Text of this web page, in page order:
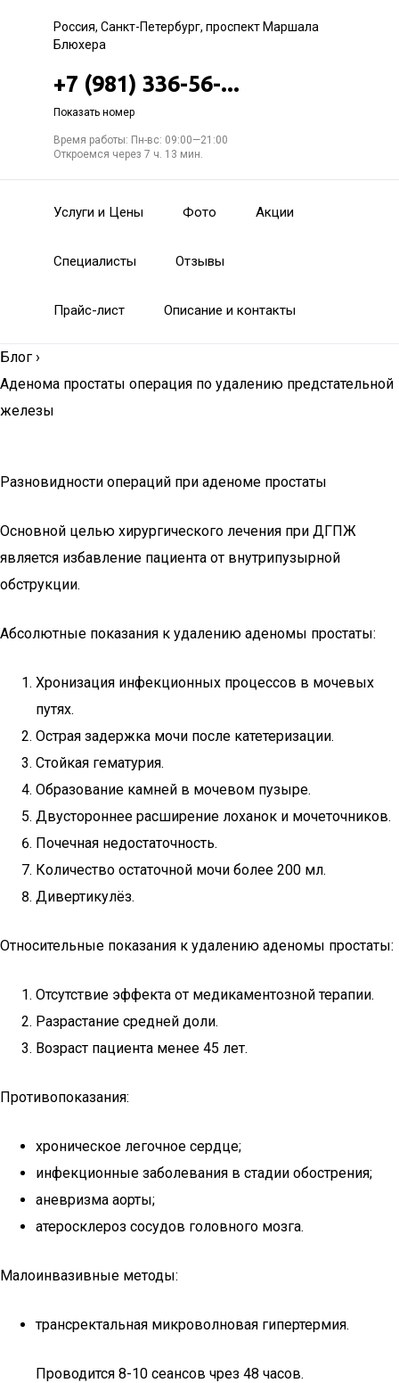
Россия, Санкт-Петербург, проспект Маршала
Блюхера
+7 (981) 336-56-...
Показать номер
Время работы: Пн-вс: 09:00—21:00
Откроемся через 7 ч. 13 мин.
Услуги и Цены Фото Акции
Специалисты Отзывы
Прайс-лист Описание и контакты
Блог ›
Аденома простаты операция по удалению предстательной
железы
Разновидности операций при аденоме простаты
Основной целью хирургического лечения при ДГПЖ
является избавление пациента от внутрипузырной
обструкции.
Абсолютные показания к удалению аденомы простаты:
Хронизация инфекционных процессов в мочевых
путях.
Острая задержка мочи после катетеризации.
Стойкая гематурия.
Образование камней в мочевом пузыре.
Двустороннее расширение лоханок и мочеточников.
Почечная недостаточность.
Количество остаточной мочи более 200 мл.
Дивертикулёз.
Относительные показания к удалению аденомы простаты:
Отсутствие эффекта от медикаментозной терапии.
Разрастание средней доли.
Возраст пациента менее 45 лет.
Противопоказания:
хроническое легочное сердце;
инфекционные заболевания в стадии обострения;
аневризма аорты;
атеросклероз сосудов головного мозга.
Малоинвазивные методы:
трансректальная микроволновая гипертермия.
Проводится 8-10 сеансов чрез 48 часов.